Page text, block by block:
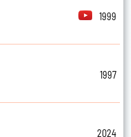
1999
1997
2024